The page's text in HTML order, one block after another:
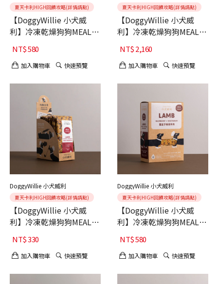
夏天卡利HIGH回饋攻略(詳情請點)
【DoggyWillie 小犬威
利】冷凍乾燥狗狗MEAL主
食 紫薯番茄牛肉 200g
NT$580
加入購物車 快速預覽
夏天卡利HIGH回饋攻略(詳情請點)
【DoggyWillie 小犬威
利】冷凍乾燥狗狗MEAL主
食 紫薯番茄牛肉 800g
NT$2,160
加入購物車 快速預覽
DoggyWillie 小犬威利
夏天卡利HIGH回饋攻略(詳情請點)
【DoggyWillie 小犬威
利】冷凍乾燥狗狗MEAL主
食 覆盆子燉蔬羊肉 15g 6
入
NT$330
加入購物車 快速預覽
DoggyWillie 小犬威利
夏天卡利HIGH回饋攻略(詳情請點)
【DoggyWillie 小犬威
利】冷凍乾燥狗狗MEAL主
食 覆盆子燉蔬羊肉 200g
NT$580
加入購物車 快速預覽